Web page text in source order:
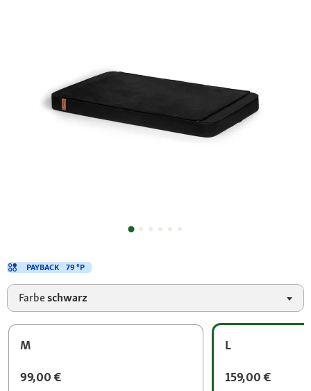
Farbeschwarz
M
99,00 €
L
159,00 €
PAYBACK 79 °P